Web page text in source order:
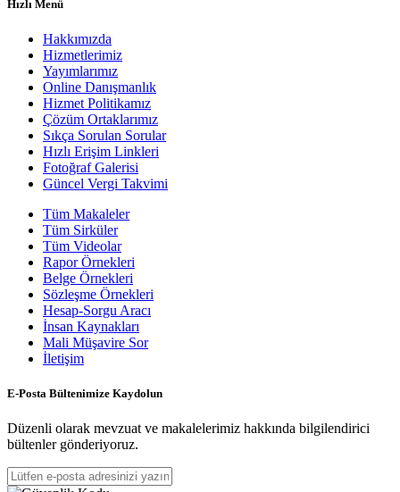
Hızlı Menü
Hakkımızda
Hizmetlerimiz
Yayımlarımız
Online Danışmanlık
Hizmet Politikamız
Çözüm Ortaklarımız
Sıkça Sorulan Sorular
Hızlı Erişim Linkleri
Fotoğraf Galerisi
Güncel Vergi Takvimi
Tüm Makaleler
Tüm Sirküler
Tüm Videolar
Rapor Örnekleri
Belge Örnekleri
Sözleşme Örnekleri
Hesap-Sorgu Aracı
İnsan Kaynakları
Mali Müşavire Sor
İletişim
E-Posta Bültenimize Kaydolun
Düzenli olarak mevzuat ve makalelerimiz hakkında bilgilendirici
bültenler gönderiyoruz.